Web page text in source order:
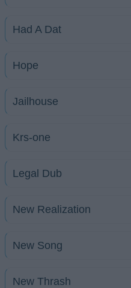
Had A Dat
Hope
Jailhouse
Krs-one
Legal Dub
New Realization
New Song
New Thrash